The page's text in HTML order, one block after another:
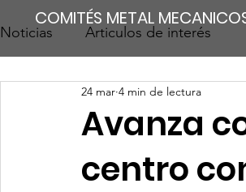
COMITÉS METAL
Noticias Articulos de interés
Avanza
centro
24 mar 4 min de lectura